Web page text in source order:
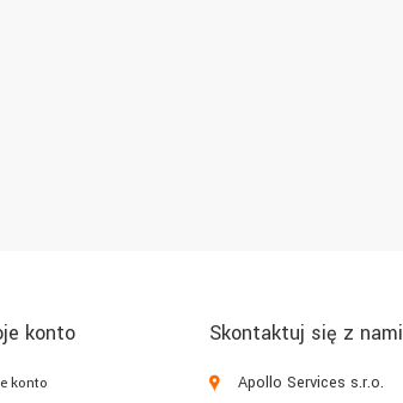
konto
konto
Skontaktuj się z nami
Apollo Services s.r.o.